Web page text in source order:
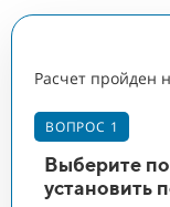
Расчет пройден
ВОПРОС 1
Выберите
установить